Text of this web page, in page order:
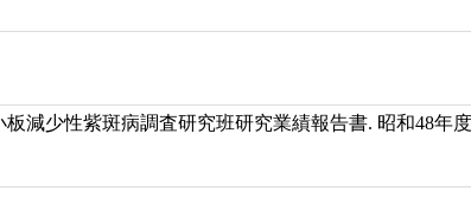
減少性紫斑病調査研究班研究業績報告書. 昭和48年度